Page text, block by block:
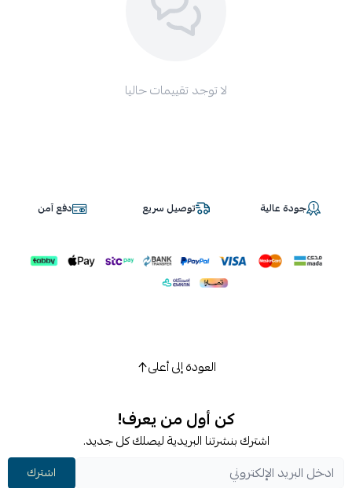
لا توجد تقييمات حاليا
جودة عالية توصيل سريع دفع آمن
العودة إلى أعلى
كن أول من يعرف!
اشترك بنشرتنا البريدية ليصلك كل جديد.
اشترك